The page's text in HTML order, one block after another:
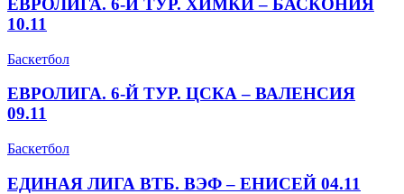
ЕВРОЛИГА. 6-Й ТУР. ХИМКИ – БАСКОНИЯ
10.11
Баскетбол
ЕВРОЛИГА. 6-Й ТУР. ЦСКА – ВАЛЕНСИЯ
09.11
Баскетбол
ЕДИНАЯ ЛИГА ВТБ. ВЭФ – ЕНИСЕЙ 04.11